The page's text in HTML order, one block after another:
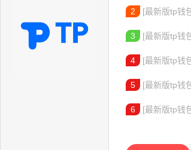
2 [最新版tp钱
3 [最新版tp钱
4 [最新版tp钱
5 [最新版tp钱
6 [最新版tp钱